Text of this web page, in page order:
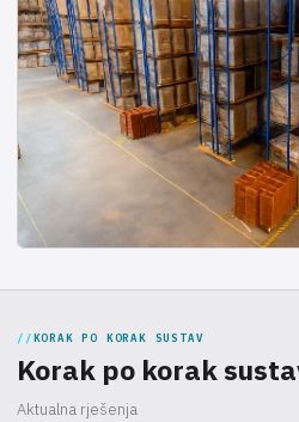
KORAK PO KORAK SUSTAV
Korak po korak
Aktualna rješenja